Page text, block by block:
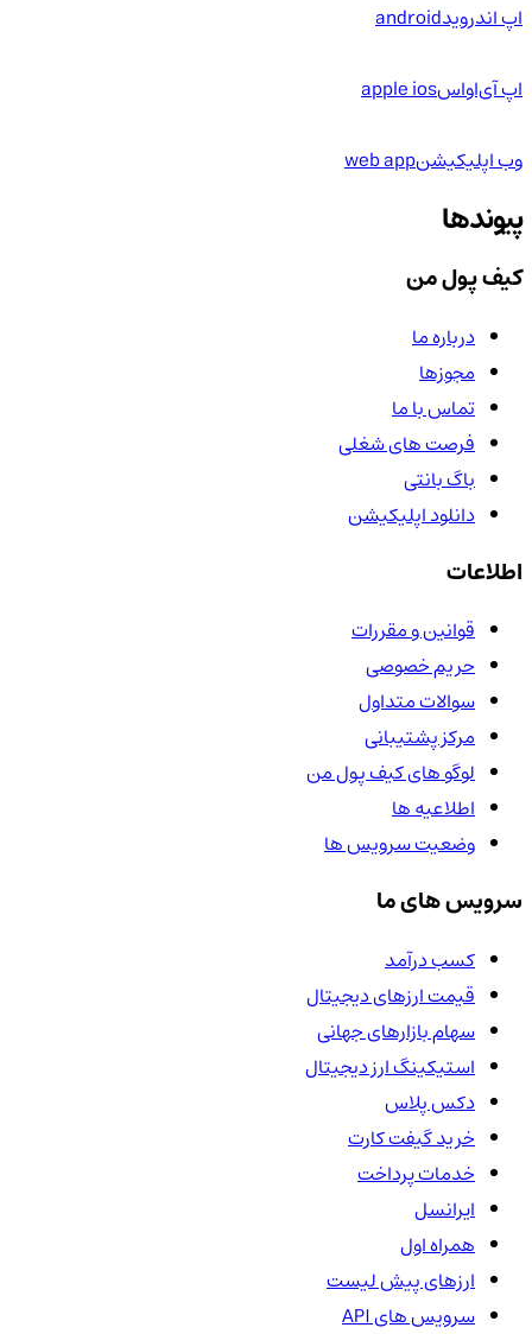
اپ اندرویدandroid
اپ آی‌او‌اسapple ios
وب اپلیکیشنweb app
پیوندها
کیف پول من
درباره ما
مجوزها
تماس با ما
فرصت های شغلی
باگ بانتی
دانلود اپلیکیشن
اطلاعات
قوانین و مقررات
حریم خصوصی
سوالات متداول
مرکز پشتیبانی
لوگو های کیف پول من
اطلاعیه ها
وضعیت سرویس ها
سرویس های ما
کسب درآمد
قیمت ارزهای دیجیتال
سهام بازارهای جهانی
استیکینگ ارز دیجیتال
دکس پلاس
خرید گیفت کارت
خدمات پرداخت
ایرانسل
همراه اول
ارزهای پیش لیست
سرویس های API